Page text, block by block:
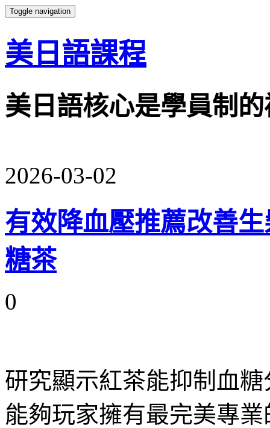
Toggle navigation
美日語課程
美日語核心是學員制
2026-03-02
有效降血壓推薦改善
糖茶
0
研究顯示紅茶能抑制血糖
能夠玩家擁有最完美專